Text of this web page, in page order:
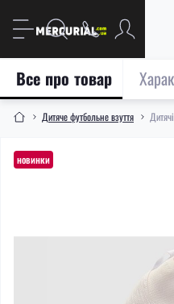
Дитяче футбольне взуття
Все про товар
новинки